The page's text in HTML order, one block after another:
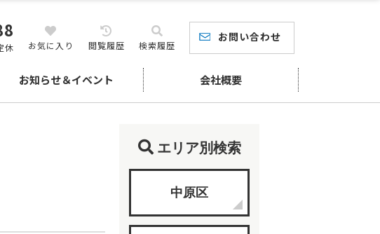
休 お気に入り 閲覧履歴 検索履歴
お問い合わせ
お知らせ＆イベント 会社概要
エリア別検索
中原区